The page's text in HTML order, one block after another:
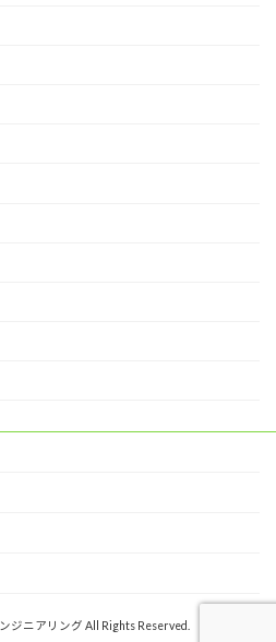
ジニアリング All Rights Reserved.